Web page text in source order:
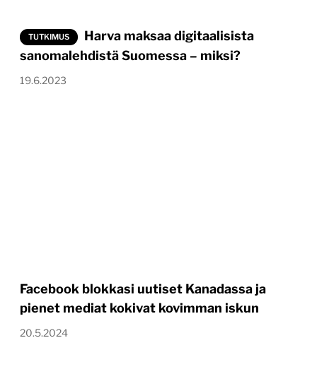
TUTKIMUS
Harva maksaa digitaalisista
sanomalehdistä Suomessa – miksi?
19.6.2023
Facebook blokkasi uutiset Kanadassa ja
pienet mediat kokivat kovimman iskun
20.5.2024